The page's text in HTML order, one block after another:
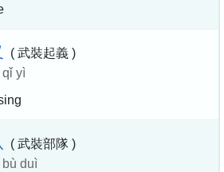
( 武裝起義 )
qǐ yì
( 武裝部隊 )
duì